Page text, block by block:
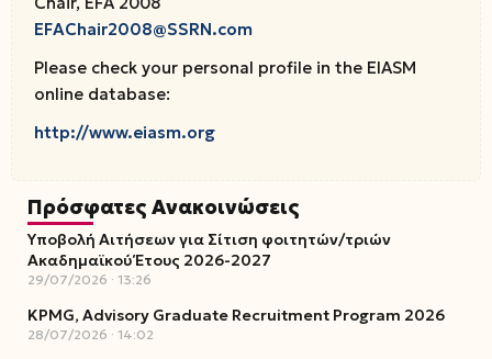
EFAChair2008@SSRN.com
Please check your personal profile in the EIASM
online database:
http://www.eiasm.org
Πρόσφατες Ανακοινώσεις
Υποβολή Αιτήσεων για Σίτιση φοιτητών/τριών
Ακαδημαϊκού Έτους 2026-2027
29/07/2026 13:26
KPMG, Advisory Graduate Recruitment Program 2026
28/07/2026 14:02